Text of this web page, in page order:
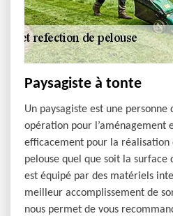
Paysagiste à tonte
Un paysagiste est une
opération pour
efficacement pour la réalisation
pelouse quel que soit la surface
est équipé par des matériels
meilleur accomplissement de
nous permet de vous